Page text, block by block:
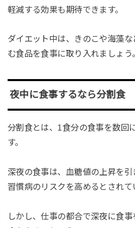
軽減する効果も期待できます。
ダイエット中は、きのこや海藻
む食品を食事に取り入れましょう
夜中に食事するなら分割食
分割食とは、1食分の食事を数回
す。
深夜の食事は、血糖値の上昇を
習慣病のリスクを高めるとされ
しかし、仕事の都合で深夜に食